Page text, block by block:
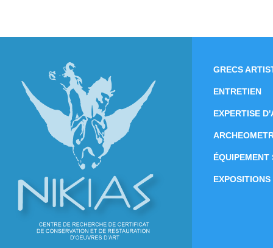
GRECS
ENTRETIEN
EXPERTISE
ÉQUIPEMENT
EXPOSITIONS